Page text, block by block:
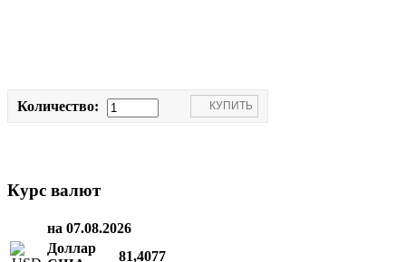
Количество:
Курс валют
на 07.08.2026
Доллар
81,4077